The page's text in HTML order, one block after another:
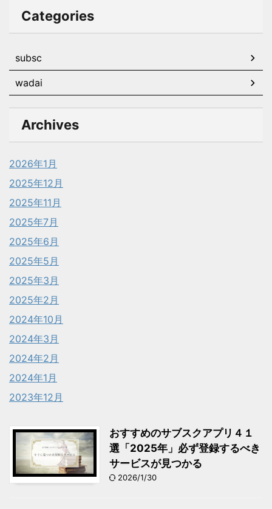
Categories
subsc
wadai
Archives
2026年1月
2025年12月
2025年11月
2025年7月
2025年6月
2025年5月
2025年3月
2025年2月
2024年10月
2024年3月
2024年2月
2024年1月
2023年12月
おすすめのサブスクアプリ４１
選「2025年」必ず登録するべき
サービスが見つかる
2026/1/30